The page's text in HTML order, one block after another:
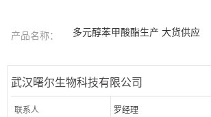
产品名称： 多元醇苯甲酸酯生产 大货供应
武汉曙尔生物科技有限公司
联系人 罗经理